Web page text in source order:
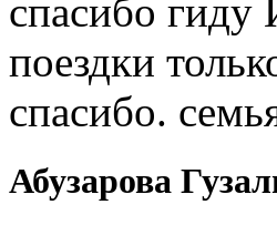
спасибо
поездки
спасибо.
Абузарова